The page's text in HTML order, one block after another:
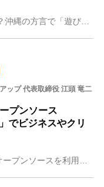
「あしびー」という言葉をご存知ですか？沖縄の方言で「遊び」という意味を持つこの言葉が社名についた「あしびかんぱにー」は、その名が表すようにエンタメの会社。ゲーム
ップ 代表取締役 江頭 竜二
プンソース
でビジネスやクリ